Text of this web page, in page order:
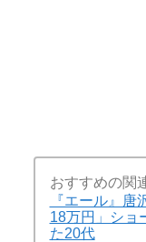
おすすめの関
『エール』
18万円」ショ
た20代